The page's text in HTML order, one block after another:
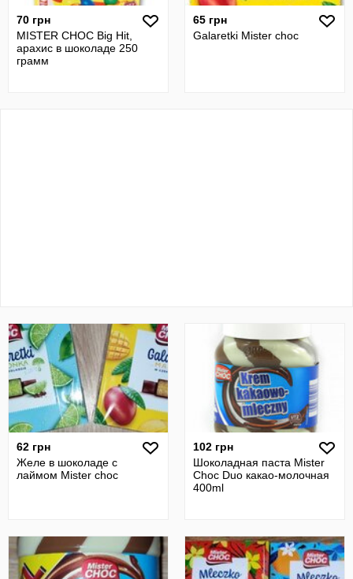
70 грн
MISTER CHOC Big Hit,
арахис в шоколаде 250
грамм
65 грн
Galaretki Mister choc
62 грн
Желе в шоколаде с
лаймом Mister choc
102 грн
Шоколадная паста Mister
Choc Duo какао-молочная
400ml